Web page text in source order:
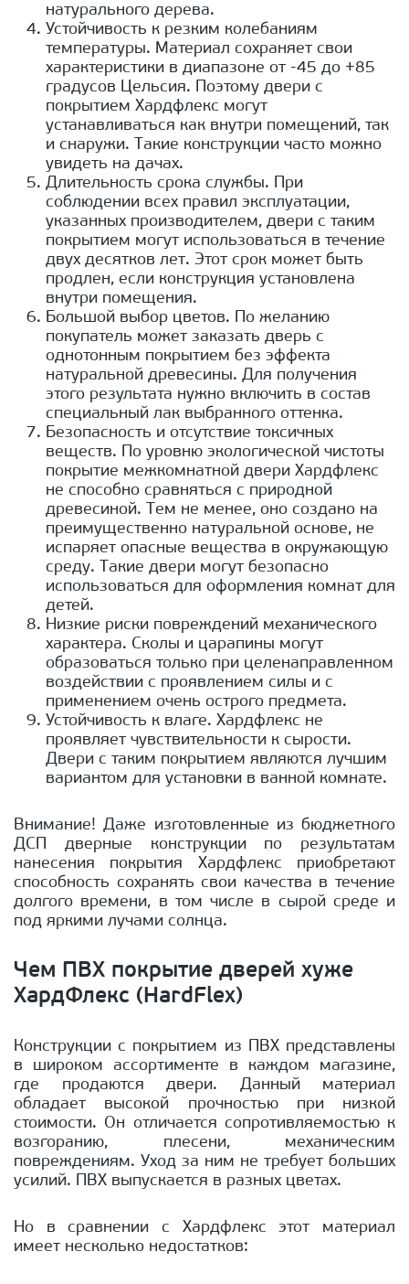
натурального дерева.
Устойчивость к резким колебаниям
температуры. Материал сохраняет свои
характеристики в диапазоне от -45 до +85
градусов Цельсия. Поэтому двери с
покрытием Хардфлекс могут
устанавливаться как внутри помещений, так
и снаружи. Такие конструкции часто можно
увидеть на дачах.
Длительность срока службы. При
соблюдении всех правил эксплуатации,
указанных производителем, двери с таким
покрытием могут использоваться в течение
двух десятков лет. Этот срок может быть
продлен, если конструкция установлена
внутри помещения.
Большой выбор цветов. По желанию
покупатель может заказать дверь с
однотонным покрытием без эффекта
натуральной древесины. Для получения
этого результата нужно включить в состав
специальный лак выбранного оттенка.
Безопасность и отсутствие токсичных
веществ. По уровню экологической чистоты
покрытие межкомнатной двери Хардфлекс
не способно сравняться с природной
древесиной. Тем не менее, оно создано на
преимущественно натуральной основе, не
испаряет опасные вещества в окружающую
среду. Такие двери могут безопасно
использоваться для оформления комнат для
детей.
Низкие риски повреждений механического
характера. Сколы и царапины могут
образоваться только при целенаправленном
воздействии с проявлением силы и с
применением очень острого предмета.
Устойчивость к влаге. Хардфлекс не
проявляет чувствительности к сырости.
Двери с таким покрытием являются лучшим
вариантом для установки в ванной комнате.
Внимание! Даже изготовленные из бюджетного
ДСП дверные конструкции по результатам
нанесения покрытия Хардфлекс приобретают
способность сохранять свои качества в течение
долгого времени, в том числе в сырой среде и
под яркими лучами солнца.
Чем ПВХ покрытие дверей хуже
ХардФлекс (HardFlex)
Конструкции с покрытием из ПВХ представлены
в широком ассортименте в каждом магазине,
где продаются двери. Данный материал
обладает высокой прочностью при низкой
стоимости. Он отличается сопротивляемостью к
возгоранию, плесени, механическим
повреждениям. Уход за ним не требует больших
усилий. ПВХ выпускается в разных цветах.
Но в сравнении с Хардфлекс этот материал
имеет несколько недостатков: